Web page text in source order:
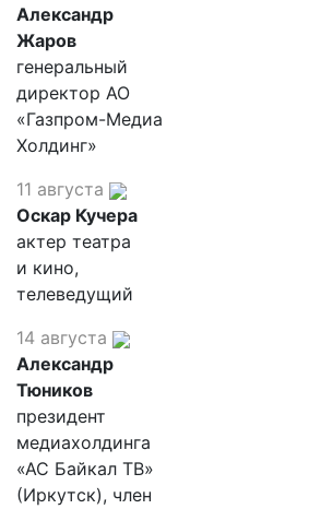
Александр
Жаров
генеральный
директор АО
«Газпром-Медиа
Холдинг»
11 августа
Оскар Кучера
актер театра
и кино,
телеведущий
14 августа
Александр
Тюников
президент
медиахолдинга
«АС Байкал ТВ»
(Иркутск), член